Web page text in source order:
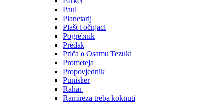
Paul
Planetarij
Plašt i očnjaci
Pogrebnik
Predak
Priča o Osamu Tezuki
Prometeja
Propovjednik
Punisher
Rahan
Ramireza treba koknuti